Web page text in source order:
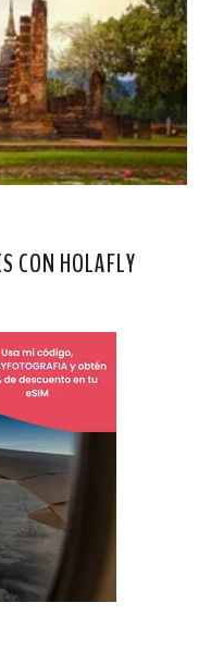
CON HOLAFLY